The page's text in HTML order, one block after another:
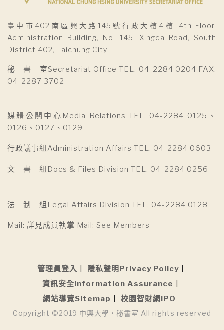
臺中市402南區興大路145號行政大樓4樓 4th Floor,
Administration Building, No. 145, Xingda Road, South
District 402, Taichung City
秘 書 室Secretariat Office TEL. 04-2284 0204 FAX.
04-2287 3702
媒體公關中心Media Relations TEL. 04-2284 0125、
0126、0127、0129
行政議事組Administration Affairs TEL. 04-2284 0603
文 書 組Docs & Files Division TEL. 04-2284 0256
法 制 組Legal Affairs Division TEL. 04-2284 0128
Mail: 詳見成員執掌 Mail: See Members
管理員登入
隱私聲明Privacy Policy
資訊安全Information Assurance
網站導覽Sitemap
校園智財網IPO
Copyright ©2019 中興大學 • 秘書室 All rights reserved